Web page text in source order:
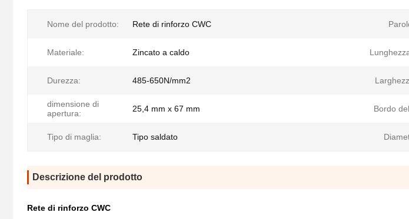
Nome del prodotto: Rete di rinforzo CWC
Materiale: Zincato a caldo
Durezza: 485-650N/mm2
dimensione di
apertura:
25,4 mm x 67 mm Bordo
Tipo di maglia: Tipo saldato
Descrizione del prodotto
Rete di rinforzo CWC